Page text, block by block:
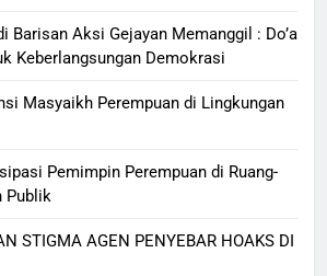
Barisan Aksi Gejayan Memanggil : Do’a
Keberlangsungan Demokrasi
Masyaikh Perempuan di Lingkungan
Pemimpin Perempuan di Ruang-
Publik
STIGMA AGEN PENYEBAR HOAKS DI